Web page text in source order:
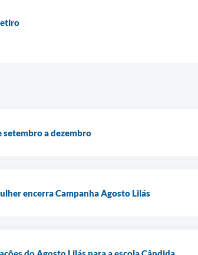
setembro a dezembro
encerra Campanha Agosto Lilás